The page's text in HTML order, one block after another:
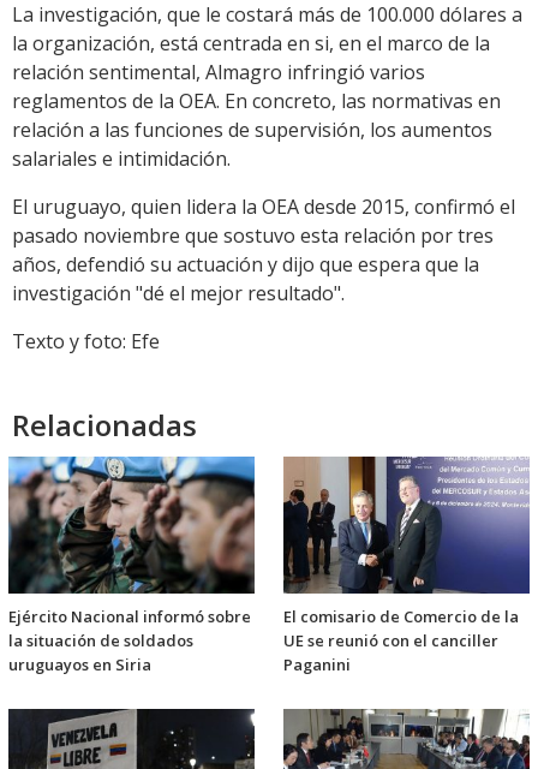
La investigación, que le costará más de 100.000 dólares a
la organización, está centrada en si, en el marco de la
relación sentimental, Almagro infringió varios
reglamentos de la OEA. En concreto, las normativas en
relación a las funciones de supervisión, los aumentos
salariales e intimidación.
El uruguayo, quien lidera la OEA desde 2015, confirmó el
pasado noviembre que sostuvo esta relación por tres
años, defendió su actuación y dijo que espera que la
investigación "dé el mejor resultado".
Texto y foto: Efe
Relacionadas
Ejército Nacional informó sobre
la situación de soldados
uruguayos en Siria
El comisario de Comercio de la
UE se reunió con el canciller
Paganini